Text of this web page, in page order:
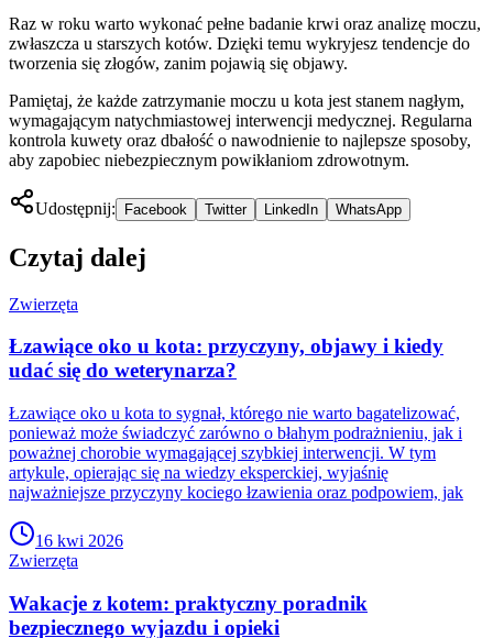
Raz w roku warto wykonać pełne badanie krwi oraz analizę moczu,
zwłaszcza u starszych kotów. Dzięki temu wykryjesz tendencje do
tworzenia się złogów, zanim pojawią się objawy.
Pamiętaj, że każde zatrzymanie moczu u kota jest stanem nagłym,
wymagającym natychmiastowej interwencji medycznej. Regularna
kontrola kuwety oraz dbałość o nawodnienie to najlepsze sposoby,
aby zapobiec niebezpiecznym powikłaniom zdrowotnym.
Udostępnij: Facebook Twitter LinkedIn WhatsApp
Czytaj dalej
Zwierzęta
Łzawiące oko u kota: przyczyny, objawy i kiedy
udać się do weterynarza?
Łzawiące oko u kota to sygnał, którego nie warto bagatelizować,
ponieważ może świadczyć zarówno o błahym podrażnieniu, jak i
poważnej chorobie wymagającej szybkiej interwencji. W tym
artykule, opierając się na wiedzy eksperckiej, wyjaśnię
najważniejsze przyczyny kociego łzawienia oraz podpowiem, jak
16 kwi 2026
Zwierzęta
Wakacje z kotem: praktyczny poradnik
bezpiecznego wyjazdu i opieki